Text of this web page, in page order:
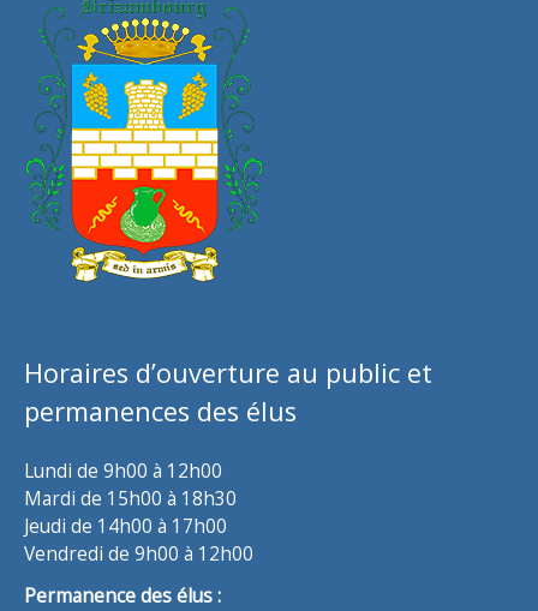
Horaires d’ouverture au public et
permanences des élus
Lundi de 9h00 à 12h00
Mardi de 15h00 à 18h30
Jeudi de 14h00 à 17h00
Vendredi de 9h00 à 12h00
Permanence des élus :